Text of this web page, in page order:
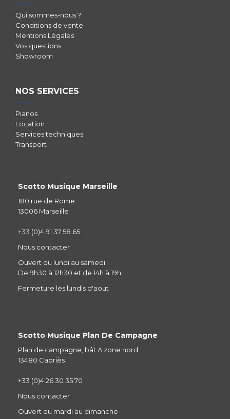
Qui sommes-nous ?
Conditions de vente
Mentions Légales
Vos questions
Showroom
NOS SERVICES
Pianos
Location
Services techniques
Transport
Scotto Musique Marseille
180 rue de Rome
13006 Marseille
+33 (0)4 91 37 58 65
Nous contacter
Ouvert du lundi au samedi
De 9h30 à 12h30 et de 14h à 19h
Fermeture les lundis d'aout
Scotto Musique Plan De Campagne
Plan de campagne, bât A zone nord
13480 Cabriès
+33 (0)4 26 30 35 70
Nous contacter
Ouvert du mardi au dimanche